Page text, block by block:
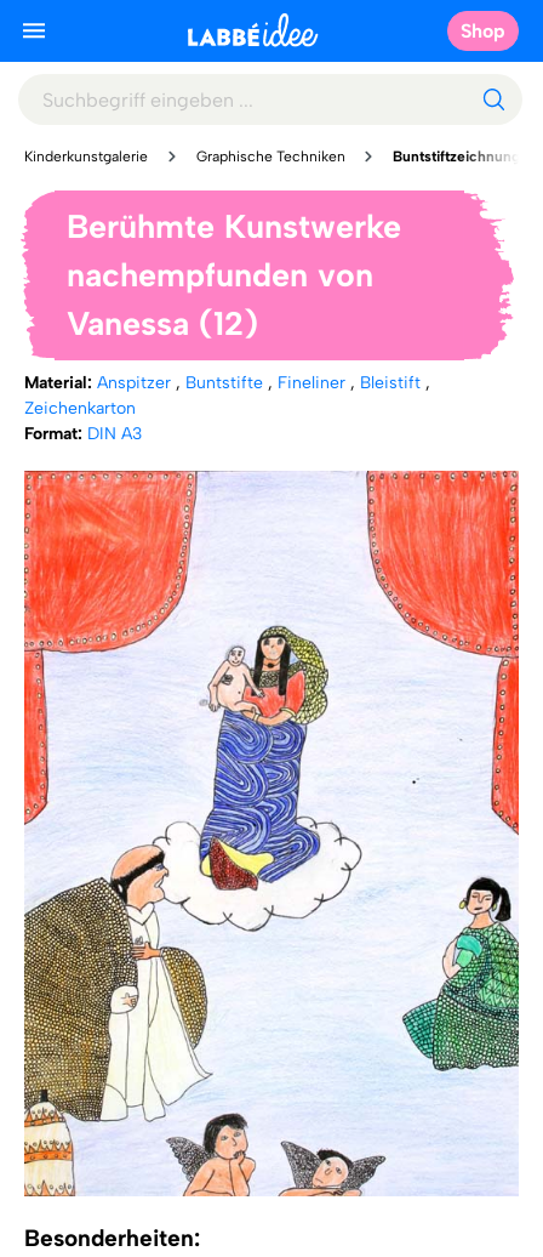
Shop
Kinderkunstgalerie Graphische Techniken Buntstiftzeichnung
Berühmte Kunstwerke
nachempfunden von
Vanessa (12)
Material: Anspitzer , Buntstifte , Fineliner , Bleistift ,
Zeichenkarton
Format: DIN A3
Besonderheiten: